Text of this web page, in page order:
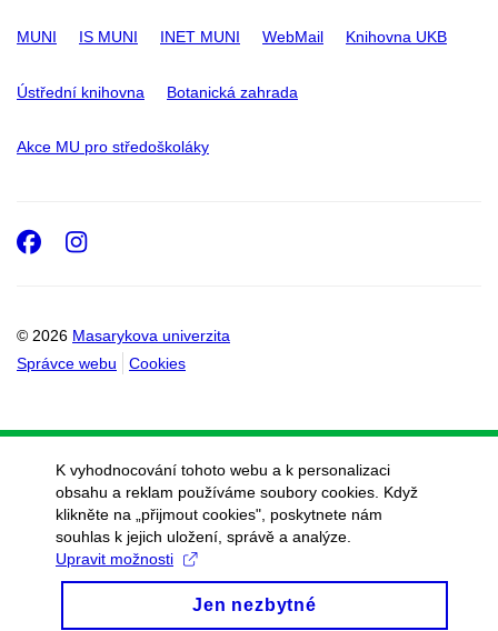
MUNI IS MUNI INET MUNI WebMail Knihovna UKB
Ústřední knihovna Botanická zahrada
Akce MU pro středoškoláky
© 2026 Masarykova univerzita
Správce webu
Cookies
Facebook
Instagram
K vyhodnocování tohoto webu a k personalizaci
obsahu a reklam používáme soubory cookies. Když
klikněte na „přijmout cookies", poskytnete nám
souhlas k jejich uložení, správě a analýze.
Upravit možnosti
Jen nezbytné